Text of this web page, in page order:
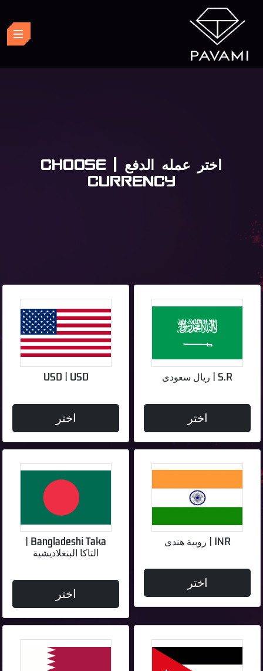
اختر عمله الدفع | CHOOSE
CURRENCY
S.R | ريال سعودى
اختر
USD | USD
اختر
INR | روبية هندى
اختر
Bangladeshi Taka |
التاكا البنغلاديشية
اختر